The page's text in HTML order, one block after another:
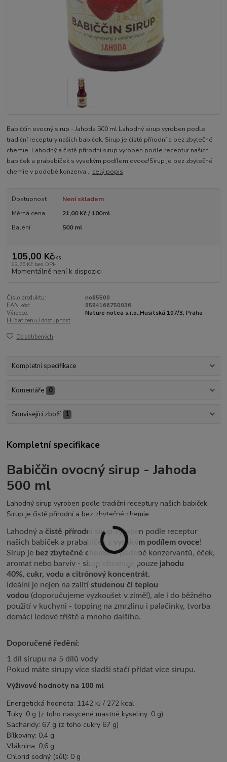
Babiččin ovocný sirup - Jahoda 500 ml Lahodný sirup vyroben podle
tradiční receptury našich babiček. Sirup je čistě přírodní a bez zbytečné
chemie. Lahodný a čistě přírodní sirup vyroben podle receptur našich
babiček a prababiček s vysokým podílem ovoce!Sirup je bez zbytečné
chemie v podobě konzerva... celý popis
Dostupnost
Není skladem
Měrná cena
21,00 Kč / 100ml
Balení
500 ml
105,00 Kč/ks
93,75 Kč bez DPH
Momentálně není k dispozici
Číslo produktu:
no65500
EAN kód:
8594166750036
Výrobce:
Nature notea s.r.o.,Husitská 107/3, Praha
Hlídat cenu / dostupnost
Do oblíbených
Kompletní specifikace
Komentáře 0
Související zboží 1
Kompletní specifikace
Babiččin ovocný sirup - Jahoda
500 ml
Lahodný sirup vyroben podle tradiční receptury našich babiček.
Sirup je čistě přírodní a bez zbytečné chemie.
Lahodný ačistě přírodní sirupvyroben podle receptur
našich babiček a prababiček s
vysokým podílem ovoce!
Sirup je bez zbytečné chemiev podobě konzervantů, éček,
aromat nebo barviv - sirup obsahuje pouze jahodu
40%, cukr, vodu a citrónový koncentrát.
Ideální je nejen na zalitístudenou či teplou
vodou (doporučujeme vyzkoušet v zimě!), ale i do běžného
použití v kuchyni - topping na zmrzlinu i palačinky, tvorba
domácí ledové tříště a mnoho dalšího.
Doporučené ředění:
1 díl sirupu na 5 dílů vody
Pokud máte sirupy více sladší stačí přidat více sirupu.
Výživové hodnoty na 100 ml
Energetická hodnota: 1142 kJ / 272 kcal
Tuky: 0 g (z toho nasycené mastné kyseliny: 0 g)
Sacharidy: 67 g (z toho cukry 67 g)
Bílkoviny: 0,4 g
Vláknina: 0,6 g
Chlorid sodný (sůl): 0 g